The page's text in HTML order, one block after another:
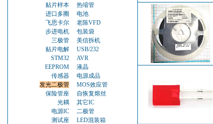
贴片样本
热缩管
进口多圈
电池
飞思卡尔
老陈VFD
步进电机
包装袋
三极管
美信拆机
贴片电解
USB/232
STM32
AVR
EEPROM
液晶
传感器
电源成品
发光二极管
MOS效应管
保险管座
自恢复熔丝
光耦
其它IC
电源IC
二极管
测试座
LED混装箱